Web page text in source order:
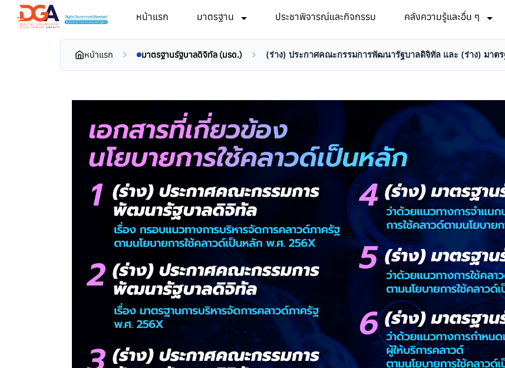
หน้าแรก มาตรฐาน ประชาพิจารณ์และกิจกรรม คลังความรู้และอื่น ๆ
หน้าแรก มาตรฐานรัฐบาลดิจิทัล (มรด.) (ร่าง) ประกาศคณะกรรมการพัฒนารัฐบาลดิจิทัล และ (ร่าง) มาต